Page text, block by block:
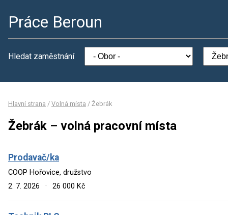
Práce Beroun
Hledat zaměstnání
Hlavní strana / Volná místa / Žebrák
Žebrák – volná pracovní místa
Prodavač/ka
COOP Hořovice, družstvo
2. 7. 2026
· 26 000 Kč